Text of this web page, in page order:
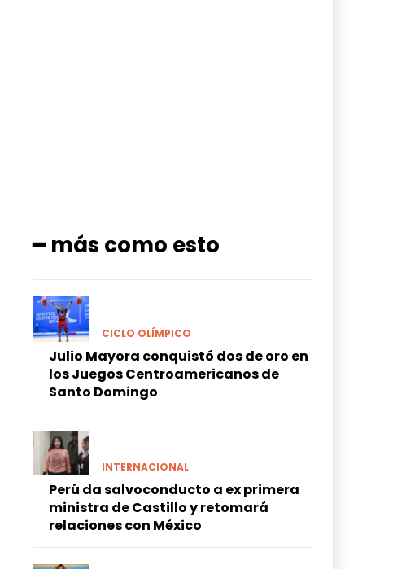
━ más como esto
CICLO OLÍMPICO
Julio Mayora conquistó dos de oro en
los Juegos Centroamericanos de
Santo Domingo
INTERNACIONAL
Perú da salvoconducto a ex primera
ministra de Castillo y retomará
relaciones con México